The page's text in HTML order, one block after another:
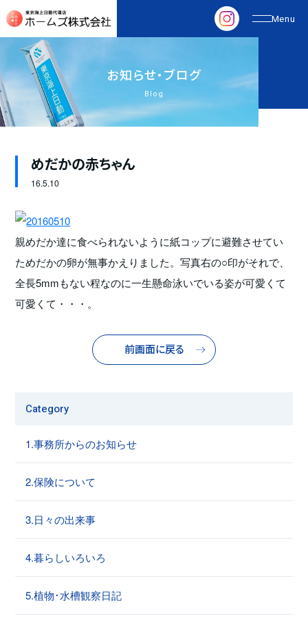
お知らせ・ブログ
Blog
めだかの赤ちゃん
16.5.10
親めだか達に食べられないように紙コップに避難させてい
ためだかの卵が無事かえりました。写真右の○印がそれで、
全長5mmもない程なのに一生懸命泳いでいる姿が可愛くて
可愛くて・・・。
前画面に戻る
Category
1.事務所からのお知らせ
2.保険について
3.日々の出来事
4.暮らしいろいろ
5.植物･水槽観察日記